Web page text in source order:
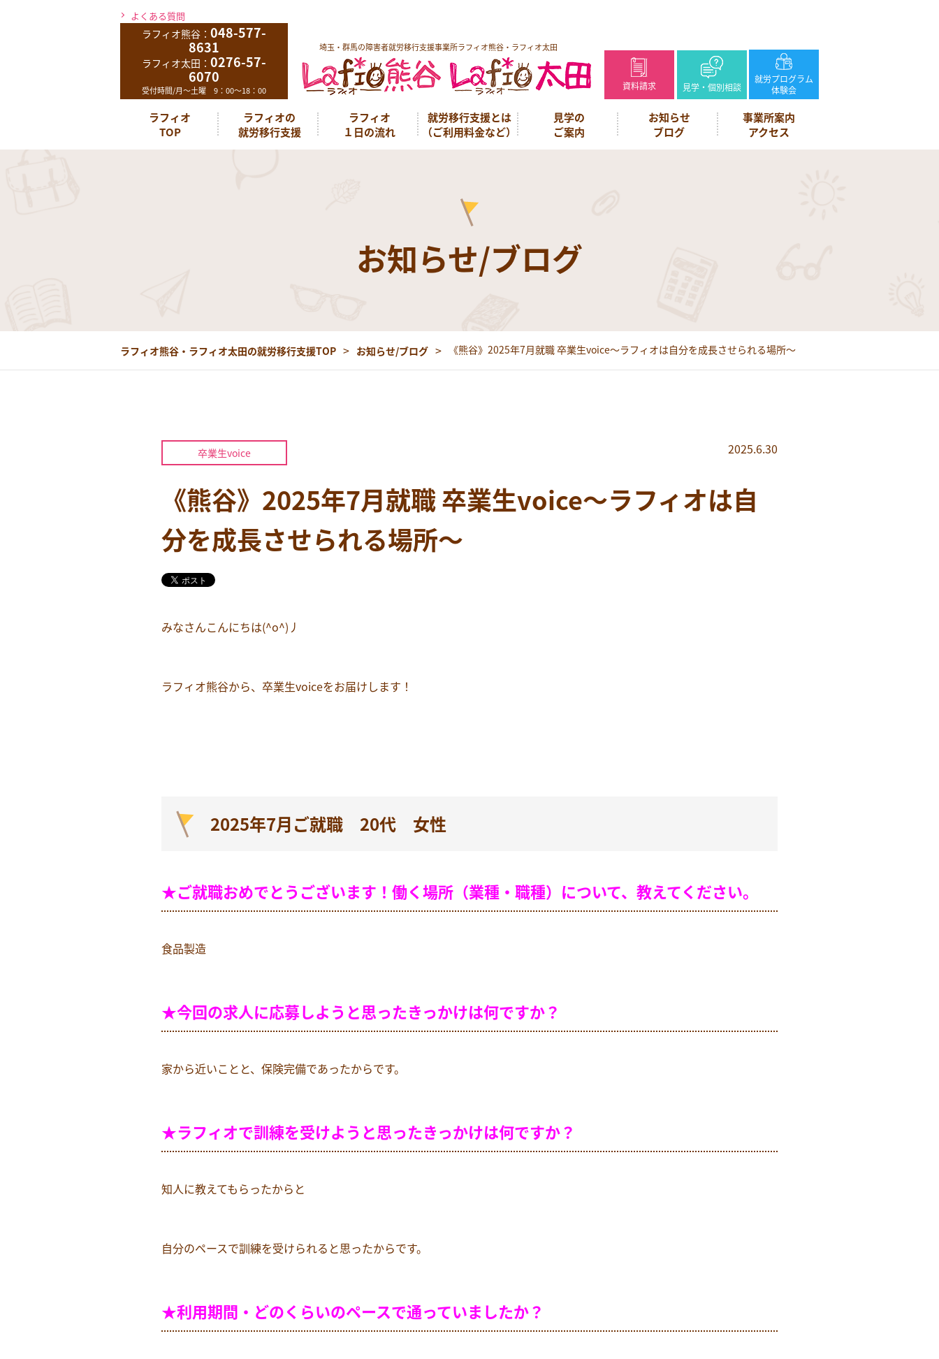
よくある質問
ラフィオ熊谷： 048-577-
8631
ラフィオ太田： 0276-57-
6070
受付時間/月～土曜 9：00～18：00
埼玉・群馬の障害者就労移行支援事業所ラフィオ熊谷・ラフィオ太田
資料請求 見学・個別相談
就労プログラム
体験会
ラフィオ
TOP
ラフィオの
就労移行支援
ラフィオ
１日の流れ
就労移行支援とは
（ご利用料金など）
見学の
ご案内
お知らせ
ブログ
事業所案内
アクセス
お知らせ/ブログ
ラフィオ熊谷・ラフィオ太田の就労移行支援TOP お知らせ/ブログ 《熊谷》2025年7月就職 卒業生voice～ラフィオは自分を成長させられる場所～
卒業生voice 2025.6.30
《熊谷》2025年7月就職 卒業生voice～ラフィオは自
分を成長させられる場所～
みなさんこんにちは(^o^)丿
ラフィオ熊谷から、卒業生voiceをお届けします！
2025年7月ご就職 20代 女性
★ご就職おめでとうございます！働く場所（業種・職種）について、教えてください。
食品製造
★今回の求人に応募しようと思ったきっかけは何ですか？
家から近いことと、保険完備であったからです。
★ラフィオで訓練を受けようと思ったきっかけは何ですか？
知人に教えてもらったからと
自分のペースで訓練を受けられると思ったからです。
★利用期間・どのくらいのペースで通っていましたか？